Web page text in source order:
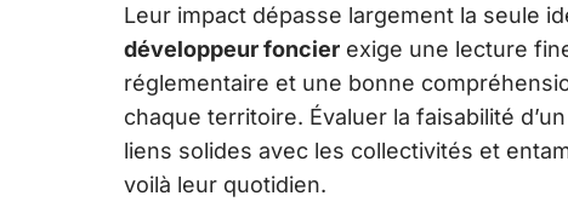
Leur impact dépasse largement la seule
développeur foncier exige une lecture
réglementaire et une bonne
chaque territoire. Évaluer la faisabilité
liens solides avec les collectivités et
voilà leur quotidien.